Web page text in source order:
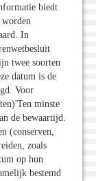
biedt
worden
In
twee soorten
datum is de
Voor
minste
de bewaartijd.
(conserven,
zoals
op hun
bestemd